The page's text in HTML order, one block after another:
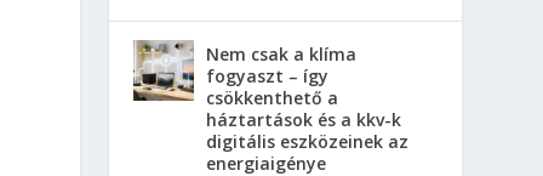
Nem csak a klíma
fogyaszt – így
csökkenthető a
háztartások és a kkv-k
digitális eszközeinek az
energiaigénye